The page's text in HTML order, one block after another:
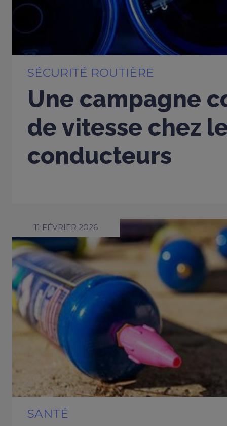
SÉCURITÉ ROUTIÈRE
Une campagne
de vitesse chez
conducteurs
11 FÉVRIER 2026
SANTÉ